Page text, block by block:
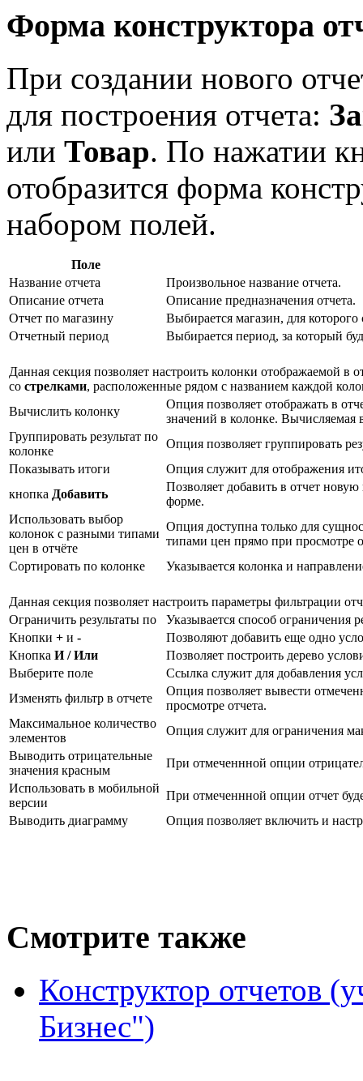
Форма конструктора
При создании нового
для построения отчета:
или Товар. По нажатии
отобразится форма
набором полей.
Поле
Название отчета
Произвольное название отчета.
Описание отчета
Описание предназначения отчета.
Отчет по магазину
Выбирается магазин, для которого
Отчетный период
Выбирается период, за который
Данная секция позволяет настроить колонки отображаемой
со стрелками, расположенные рядом с названием каждой
Вычислить колонку
Опция позволяет отображать в
значений в колонке. Вычисляемая
Группировать результат по
колонке
Опция позволяет группировать
Показывать итоги
Опция служит для отображения
кнопка Добавить
Позволяет добавить в отчет
форме.
Использовать выбор
колонок с разными типами
цен в отчёте
Опция доступна только для
типами цен прямо при просмотре
Сортировать по колонке
Указывается колонка и
Данная секция позволяет настроить параметры фильтрации
Ограничить результаты по
Указывается способ ограничения
Кнопки + и -
Позволяют добавить еще одно
Кнопка И / Или
Позволяет построить дерево
Выберите поле
Ссылка служит для добавления
Изменять фильтр в отчете
Опция позволяет вывести
просмотре отчета.
Максимальное количество
элементов
Опция служит для ограничения
Выводить отрицательные
значения красным
При отмеченнной опции
Использовать в мобильной
версии
При отмеченнной опции отчет
Выводить диаграмму
Опция позволяет включить и
Смотрите также
Конструктор отчетов
Бизнес")